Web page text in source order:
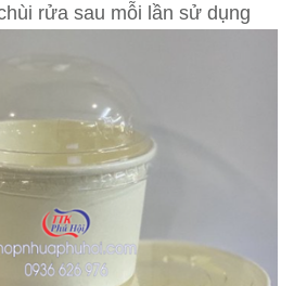
rửa sau mỗi lần sử dụng